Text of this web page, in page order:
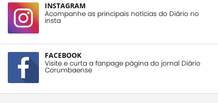
INSTAGRAM
Acompanhe as principais notícias do Diário no
insta
FACEBOOK
Visite e curta a fanpage página do jornal Diário
Corumbaense